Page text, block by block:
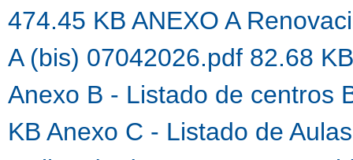
474.45 KB ANEXO A
A (bis) 07042026.pdf 82.68
Anexo B - Listado de centros
KB Anexo C - Listado de